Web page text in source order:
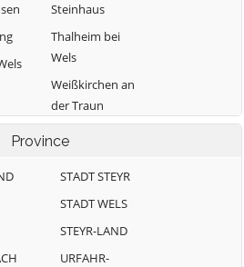
Steinhaus
Thalheim bei
Wels
Weißkirchen an
der Traun
Province
STADT STEYR
STADT WELS
STEYR-LAND
URFAHR-